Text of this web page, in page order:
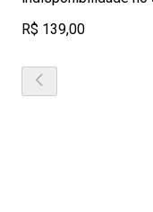
R$ 139,00